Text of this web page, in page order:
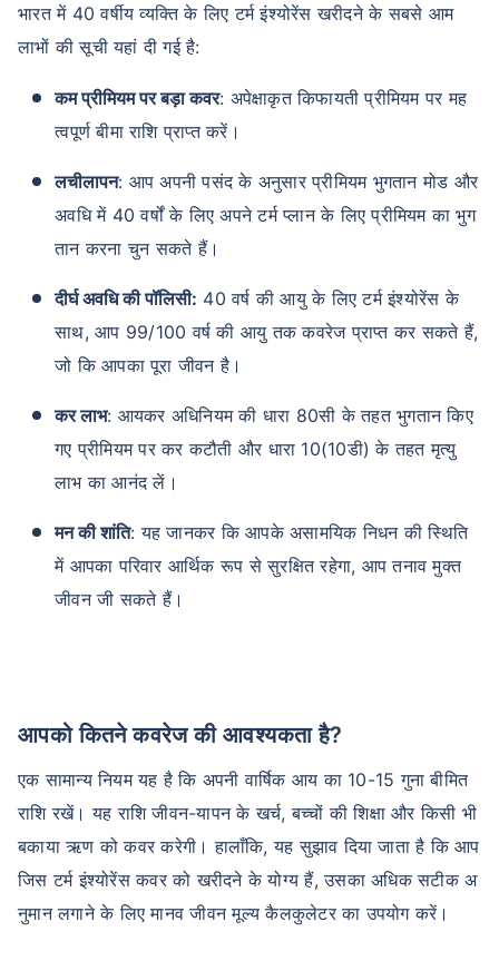
भारत में 40 वर्षीय व्यक्ति के लिए टर्म इंश्योरेंस खरीदने के सबसे आम
लाभों की सूची यहां दी गई है:
कम प्रीमियम पर बड़ा कवर: अपेक्षाकृत किफायती प्रीमियम पर मह
त्वपूर्ण बीमा राशि प्राप्त करें।
लचीलापन: आप अपनी पसंद के अनुसार प्रीमियम भुगतान मोड और
अवधि में 40 वर्षों के लिए अपने टर्म प्लान के लिए प्रीमियम का भुग
तान करना चुन सकते हैं।
दीर्घ अवधि की पॉलिसी: 40 वर्ष की आयु के लिए टर्म इंश्योरेंस के
साथ, आप 99/100 वर्ष की आयु तक कवरेज प्राप्त कर सकते हैं,
जो कि आपका पूरा जीवन है।
कर लाभ: आयकर अधिनियम की धारा 80सी के तहत भुगतान किए
गए प्रीमियम पर कर कटौती और धारा 10(10डी) के तहत मृत्यु
लाभ का आनंद लें।
मन की शांति: यह जानकर कि आपके असामयिक निधन की स्थिति
में आपका परिवार आर्थिक रूप से सुरक्षित रहेगा, आप तनाव मुक्त
जीवन जी सकते हैं।
आपको कितने कवरेज की आवश्यकता है?
एक सामान्य नियम यह है कि अपनी वार्षिक आय का 10-15 गुना बीमित
राशि रखें। यह राशि जीवन-यापन के खर्च, बच्चों की शिक्षा और किसी भी
बकाया ऋण को कवर करेगी। हालाँकि, यह सुझाव दिया जाता है कि आप
जिस टर्म इंश्योरेंस कवर को खरीदने के योग्य हैं, उसका अधिक सटीक अ
नुमान लगाने के लिए मानव जीवन मूल्य कैलकुलेटर का उपयोग करें।
आपके परिवार की सुरक्षा बस एक कदम दूर है
सही प्लान चुनें
कोई पूर्व-मौजूदा बीमारी नहीं है, 36 वर्ष की आयु तक कवर। *₹630 प्रति माह, 1 करोड़ के टर्म लाइफ इंश्योरेंस की शुरुआती
कीमत है — एक गैर-धूम्रपान करने वाले व्यक्ति के लिए, जिसे कोई पूर्व-मौजूदा बीमारी नहीं है, 46 वर्ष की आयु तक कवर।
*₹1,376 प्रति माह, 1 करोड़ के टर्म लाइफ इंश्योरेंस की शुरुआती कीमत है — एक गैर-धूम्रपान करने वाले व्यक्ति के लिए, जिसे
कोई पूर्व-मौजूदा बीमारी नहीं है, 56 वर्ष की आयु तक कवर।